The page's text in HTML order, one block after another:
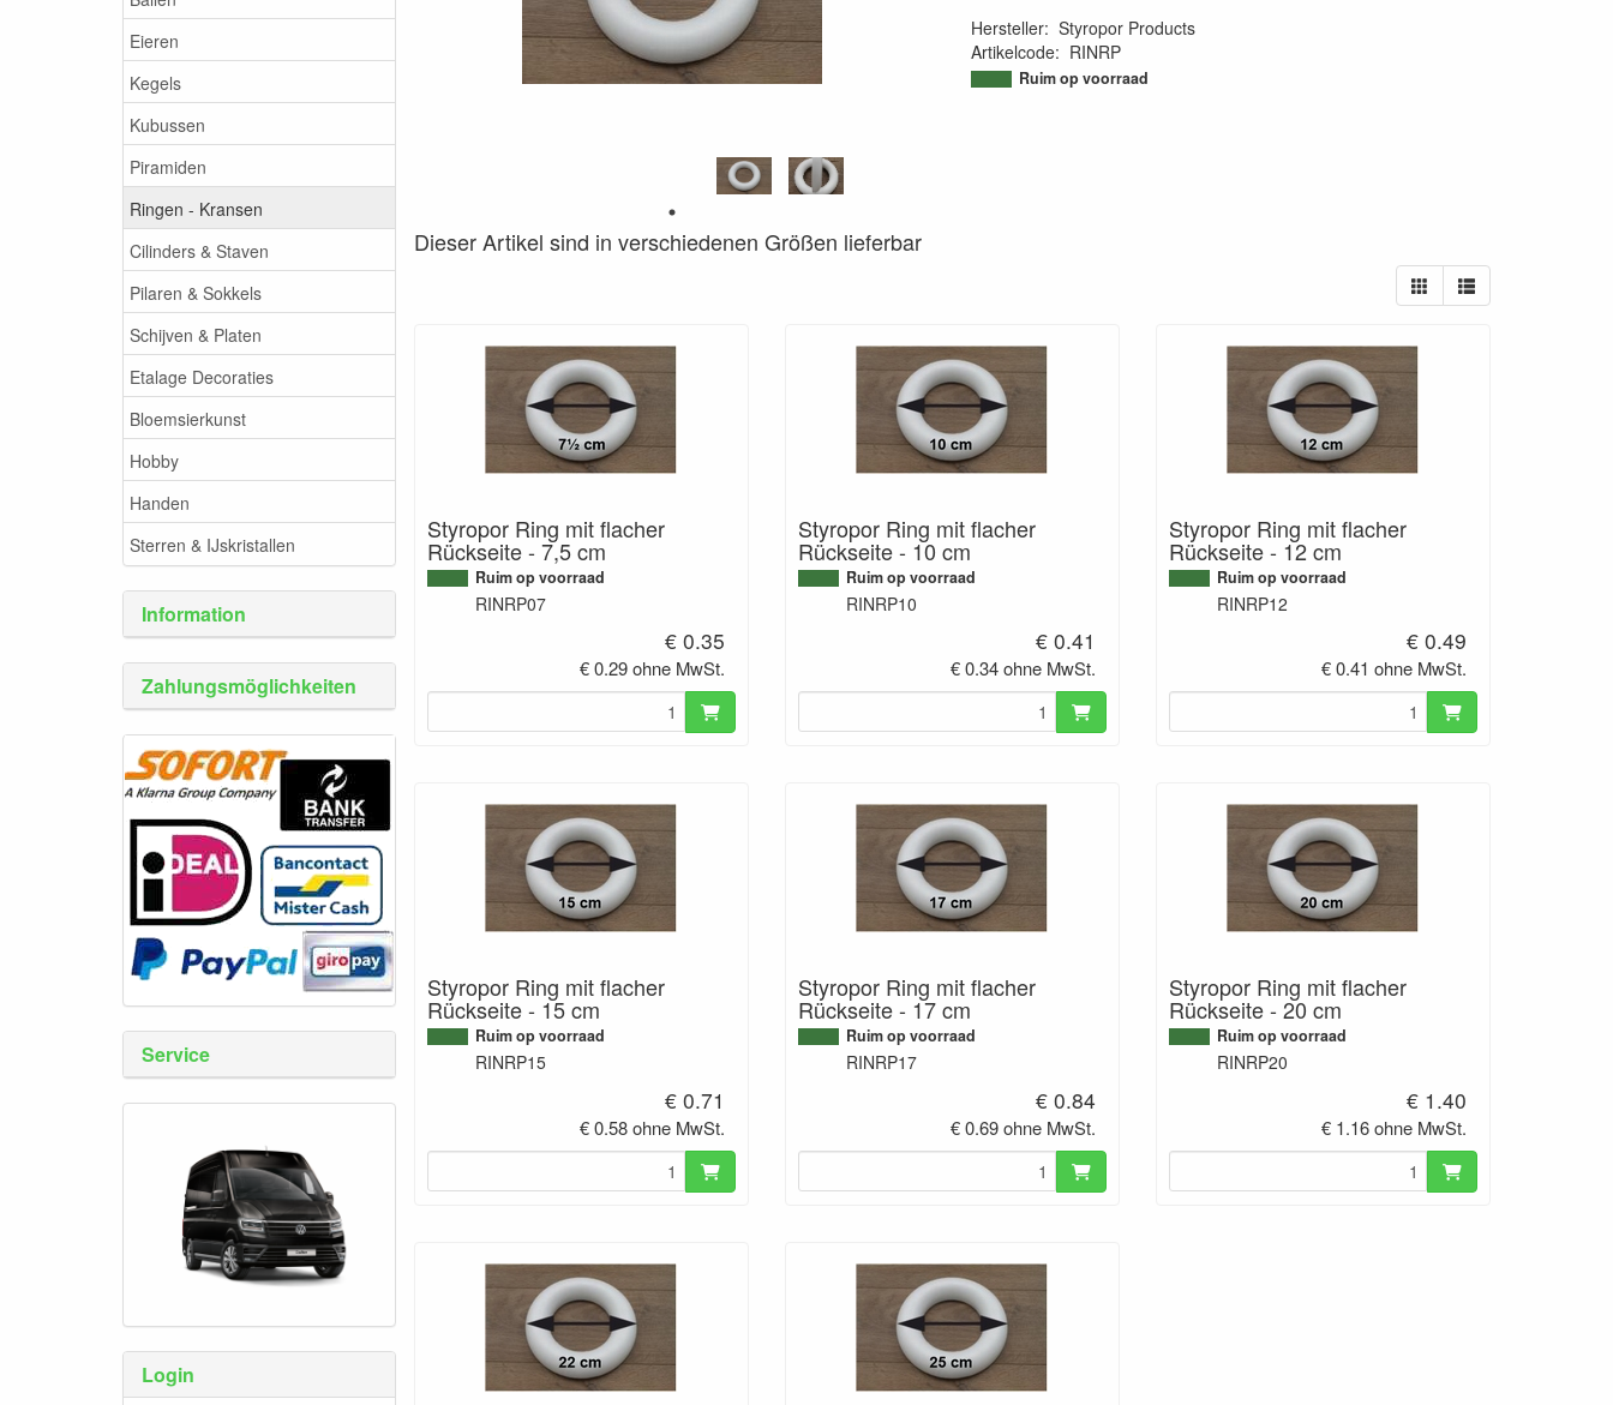
Eieren
Kegels
Kubussen
Piramiden
Ringen - Kransen
Cilinders & Staven
Pilaren & Sokkels
Schijven & Platen
Etalage Decoraties
Bloemsierkunst
Hobby
Handen
Sterren & IJskristallen
Information
Zahlungsmöglichkeiten
Service
Login
Hersteller: Styropor Products
Artikelcode: RINRP
9503926312420
Ruim op voorraad
Dieser Artikel sind in verschiedenen Größen lieferbar
Styropor Ring mit flacher
Rückseite - 7,5 cm
Ruim op voorraad
RINRP07
€ 0.35
€ 0.29 ohne MwSt.
Styropor Ring mit flacher
Rückseite - 10 cm
Ruim op voorraad
RINRP10
€ 0.41
€ 0.34 ohne MwSt.
Styropor Ring mit flacher
Rückseite - 12 cm
Ruim op voorraad
RINRP12
€ 0.49
€ 0.41 ohne MwSt.
Styropor Ring mit flacher
Rückseite - 15 cm
Ruim op voorraad
RINRP15
€ 0.71
€ 0.58 ohne MwSt.
Styropor Ring mit flacher
Rückseite - 17 cm
Ruim op voorraad
RINRP17
€ 0.84
€ 0.69 ohne MwSt.
Styropor Ring mit flacher
Rückseite - 20 cm
Ruim op voorraad
RINRP20
€ 1.40
€ 1.16 ohne MwSt.